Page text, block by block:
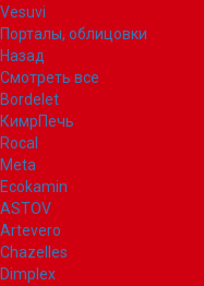
Vesuvi
Порталы, облицовки
Назад
Смотреть все
Bordelet
КимрПечь
Rocal
Meta
Ecokamin
ASTOV
Artevero
Chazelles
Dimplex